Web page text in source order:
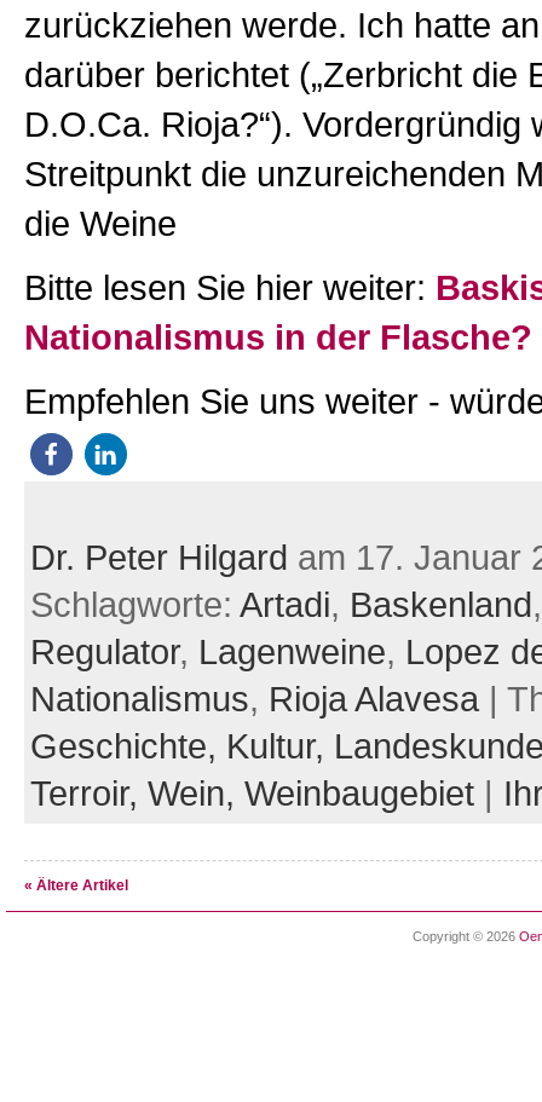
zurückziehen werde. Ich hatte
darüber berichtet („Zerbricht die
D.O.Ca. Rioja?“). Vordergründig
Streitpunkt die unzureichenden
die Weine
Bitte lesen Sie hier weiter:
Nationalismus in der Flasche?
Empfehlen Sie uns weiter -
Dr. Peter Hilgard am 17. Januar
Schlagworte: Artadi, Baskenland
Regulator, Lagenweine, Lopez
Nationalismus, Rioja Alavesa|
Geschichte, Kultur,
Terroir, Wein, Weinbaugebiet|
« Ältere Artikel
Copyright © 2026